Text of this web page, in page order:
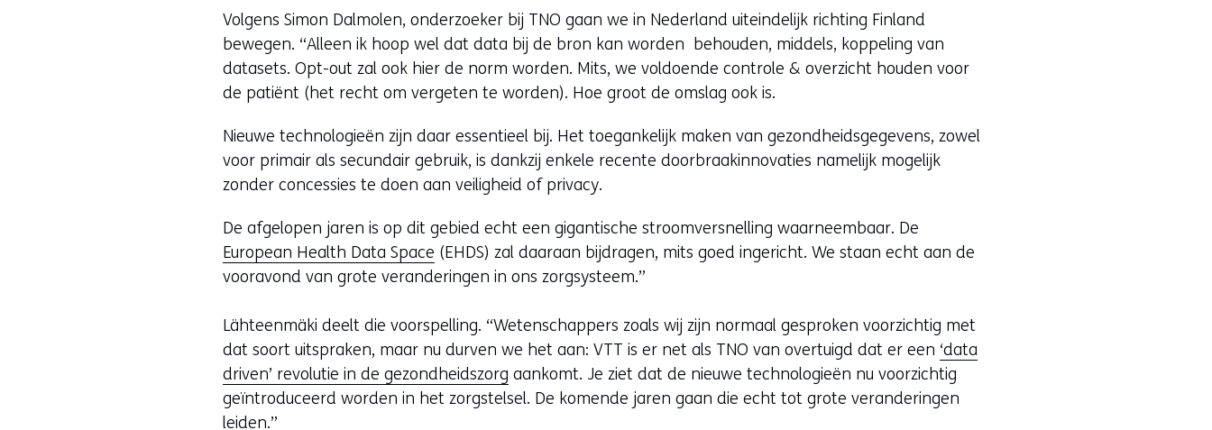
Volgens Simon Dalmolen, onderzoeker bij TNO gaan we in Nederland uiteindelijk richting Finland
bewegen. “Alleen ik hoop wel dat data bij de bron kan worden behouden, middels, koppeling van
datasets. Opt-out zal ook hier de norm worden. Mits, we voldoende controle & overzicht houden voor
de patiënt (het recht om vergeten te worden). Hoe groot de omslag ook is.
Nieuwe technologieën zijn daar essentieel bij. Het toegankelijk maken van gezondheidsgegevens, zowel
voor primair als secundair gebruik, is dankzij enkele recente doorbraakinnovaties namelijk mogelijk
zonder concessies te doen aan veiligheid of privacy.
De afgelopen jaren is op dit gebied echt een gigantische stroomversnelling waarneembaar. De
European Health Data Space (EHDS) zal daaraan bijdragen, mits goed ingericht. We staan echt aan de
vooravond van grote veranderingen in ons zorgsysteem.”
Lähteenmäki deelt die voorspelling. “Wetenschappers zoals wij zijn normaal gesproken voorzichtig met
dat soort uitspraken, maar nu durven we het aan: VTT is er net als TNO van overtuigd dat er een ‘data
driven’ revolutie in de gezondheidszorg aankomt. Je ziet dat de nieuwe technologieën nu voorzichtig
geïntroduceerd worden in het zorgstelsel. De komende jaren gaan die echt tot grote veranderingen
leiden.”